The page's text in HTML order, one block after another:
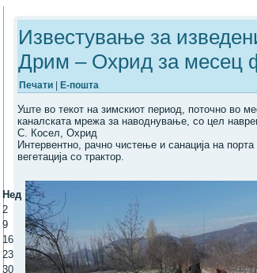
Нед
2
9
16
23
30
Известување за
Дрим – Охрид за месец
Печати Е-пошта
Уште во текот на зимскиот период, поточно во
каналската мрежа за наводнување, со цел
С. Косел, Охрид
Интервентно, рачно чистење и санација на
вегетација со трактор.